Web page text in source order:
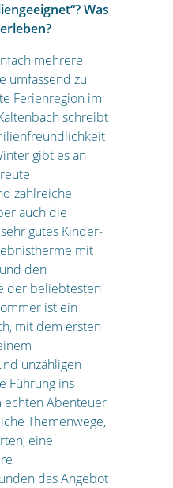
Was
mehrere
umfassend zu
Ferienregion im
schreibt
gibt es an
zahlreiche
auch die
gutes Kinder-
mit
den
der beliebtesten
ist ein
mit dem ersten
unzähligen
Führung ins
echten Abenteuer
Themenwege,
eine
das Angebot